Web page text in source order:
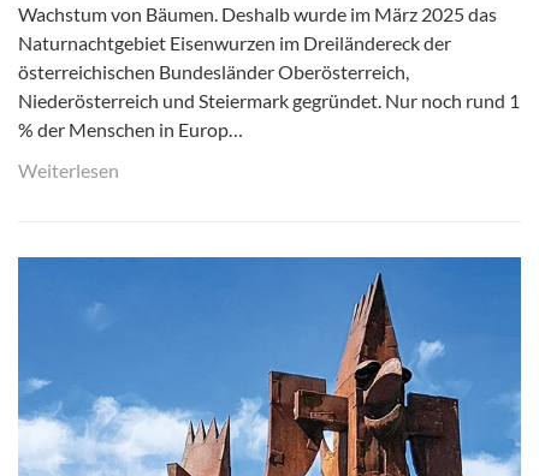
Wachstum von Bäumen. Deshalb wurde im März 2025 das
Naturnachtgebiet Eisenwurzen im Dreiländereck der
österreichischen Bundesländer Oberösterreich,
Niederösterreich und Steiermark gegründet. Nur noch rund 1
% der Menschen in Europ…
Weiterlesen